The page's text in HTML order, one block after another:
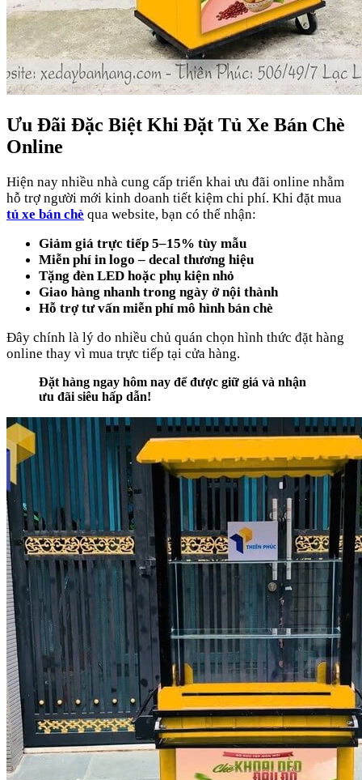
Ưu Đãi Đặc Biệt Khi Đặt Tủ Xe Bán Chè
Online
Hiện nay nhiều nhà cung cấp triển khai ưu đãi online nhằm
hỗ trợ người mới kinh doanh tiết kiệm chi phí. Khi đặt mua
tủ xe bán chè qua website, bạn có thể nhận:
Giảm giá trực tiếp 5–15% tùy mẫu
Miễn phí in logo – decal thương hiệu
Tặng đèn LED hoặc phụ kiện nhỏ
Giao hàng nhanh trong ngày ở nội thành
Hỗ trợ tư vấn miễn phí mô hình bán chè
Đây chính là lý do nhiều chủ quán chọn hình thức đặt hàng
online thay vì mua trực tiếp tại cửa hàng.
Đặt hàng ngay hôm nay để được giữ giá và nhận
ưu đãi siêu hấp dẫn!